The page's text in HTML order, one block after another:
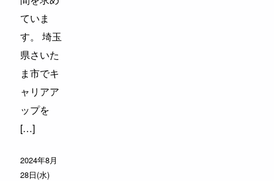
ていま
す。 埼玉
県さいた
ま市でキ
ャリアア
ップを
[…]
2024年8月
28日(水)